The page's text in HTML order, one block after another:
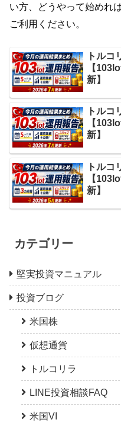
い方、どうやって始めれ
ご利用ください。
トルコ
【
新】
トルコ
【
新】
トルコ
【
新】
カテゴリー
堅実投資マニュアル
投資ブログ
米国株
仮想通貨
トルコリラ
LINE投資相談FAQ
米国VI